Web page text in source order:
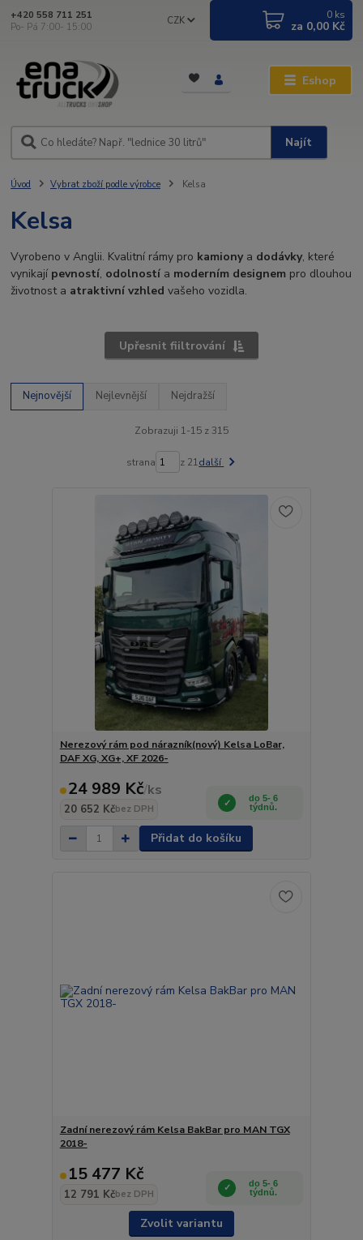
Eshop
CZK
Najít
+420 558 711 251
Po- Pá 7:00- 15:00
0 ks
za 0,00 Kč
Úvod Vybrat zboží podle výrobce Kelsa
Kelsa
Vyrobeno v Anglii. Kvalitní rámy pro kamionya dodávky, které
vynikajípevností, odolností a moderním designem pro dlouhou
životnost a atraktivní vzhled vašeho vozidla.
Upřesnit fiiltrování
Nejnovější Nejlevnější Nejdražší
Zobrazuji 1-15 z 315
strana z 21další
Nerezový rám pod nárazník(nový) Kelsa LoBar,
DAF XG, XG+, XF 2026-
24 989 Kč/ks
20 652 Kčbez DPH
do 5- 6
týdnů.
Přidat do košíku
Zadní nerezový rám Kelsa BakBar pro MAN TGX
2018-
15 477 Kč
12 791 Kčbez DPH
do 5- 6
týdnů.
Zvolit variantu